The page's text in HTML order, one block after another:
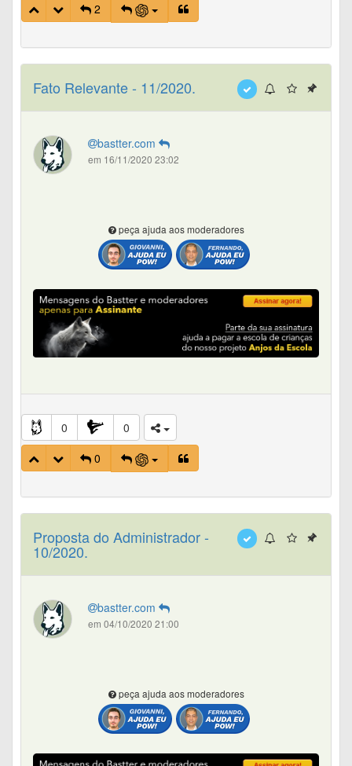
2
Fato Relevante - 11/2020.
bastter.com
em 16/11/2020 23:02
peça ajuda aos moderadores
0
0
0
Proposta do Administrador -
10/2020.
bastter.com
em 04/10/2020 21:00
peça ajuda aos moderadores